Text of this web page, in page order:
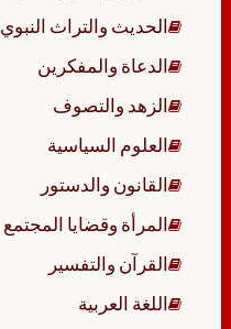
الحديث والتراث النبوي
الدعاة والمفكرين
الزهد والتصوف
العلوم السياسية
القانون والدستور
المرأة وقضايا المجتمع
القرآن والتفسير
اللغة العربية